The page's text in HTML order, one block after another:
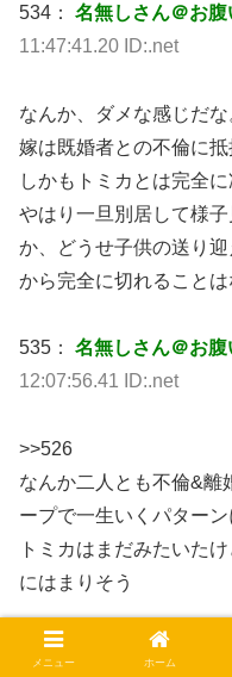
534： 名無しさん＠お
11:47:41.20 ID:.net
なんか、ダメな感じだな
嫁は既婚者との不倫に抵
しかもトミカとは完全
やはり一旦別居して様
か、どうせ子供の送り
から完全に切れることは
535： 名無しさん＠お
12:07:56.41 ID:.net
>>526
なんか二人とも不倫&離
ープで一生いくパター
トミカはまだみたいた
にはまりそう
たとえ今回収まっても
メニュー ホーム